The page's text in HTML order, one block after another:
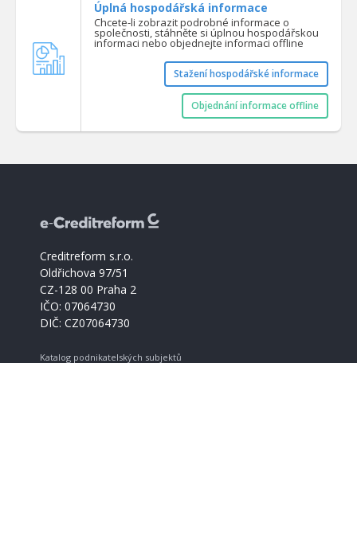
Úplná hospodářská informace
Chcete-li zobrazit podrobné informace o
společnosti, stáhněte si úplnou hospodářskou
informaci nebo objednejte informaci offline
Stažení hospodářské informace
Objednání informace offline
Creditreform s.r.o.
Oldřichova 97/51
CZ-128 00 Praha 2
IČO: 07064730
DIČ: CZ07064730
Katalog podnikatelských subjektů